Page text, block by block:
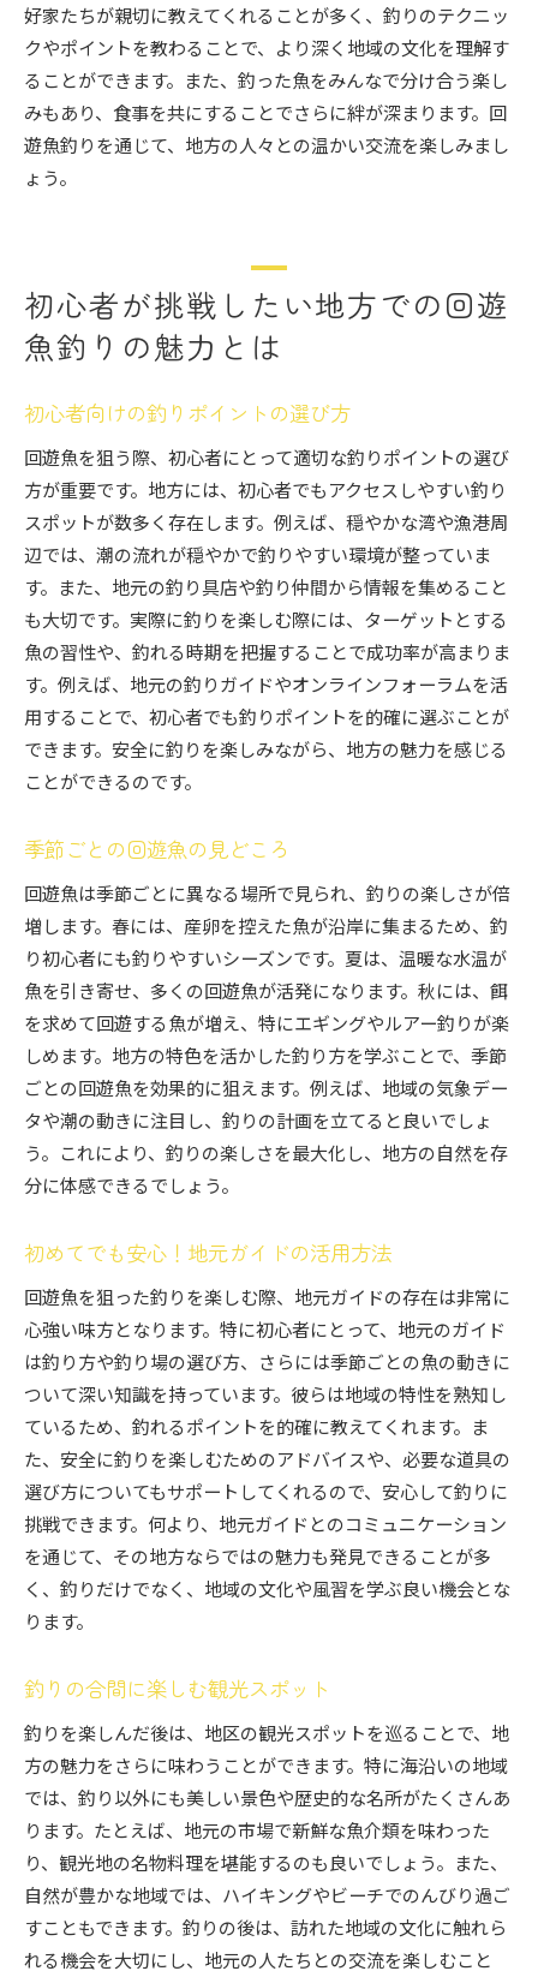
好家たちが親切に教えてくれることが多く、釣りのテクニッ
クやポイントを教わることで、より深く地域の文化を理解す
ることができます。また、釣った魚をみんなで分け合う楽し
みもあり、食事を共にすることでさらに絆が深まります。回
遊魚釣りを通じて、地方の人々との温かい交流を楽しみまし
ょう。
初心者が挑戦したい地方での回遊
魚釣りの魅力とは
初心者向けの釣りポイントの選び方
回遊魚を狙う際、初心者にとって適切な釣りポイントの選び
方が重要です。地方には、初心者でもアクセスしやすい釣り
スポットが数多く存在します。例えば、穏やかな湾や漁港周
辺では、潮の流れが穏やかで釣りやすい環境が整っていま
す。また、地元の釣り具店や釣り仲間から情報を集めること
も大切です。実際に釣りを楽しむ際には、ターゲットとする
魚の習性や、釣れる時期を把握することで成功率が高まりま
す。例えば、地元の釣りガイドやオンラインフォーラムを活
用することで、初心者でも釣りポイントを的確に選ぶことが
できます。安全に釣りを楽しみながら、地方の魅力を感じる
ことができるのです。
季節ごとの回遊魚の見どころ
回遊魚は季節ごとに異なる場所で見られ、釣りの楽しさが倍
増します。春には、産卵を控えた魚が沿岸に集まるため、釣
り初心者にも釣りやすいシーズンです。夏は、温暖な水温が
魚を引き寄せ、多くの回遊魚が活発になります。秋には、餌
を求めて回遊する魚が増え、特にエギングやルアー釣りが楽
しめます。地方の特色を活かした釣り方を学ぶことで、季節
ごとの回遊魚を効果的に狙えます。例えば、地域の気象デー
タや潮の動きに注目し、釣りの計画を立てると良いでしょ
う。これにより、釣りの楽しさを最大化し、地方の自然を存
分に体感できるでしょう。
初めてでも安心！地元ガイドの活用方法
回遊魚を狙った釣りを楽しむ際、地元ガイドの存在は非常に
心強い味方となります。特に初心者にとって、地元のガイド
は釣り方や釣り場の選び方、さらには季節ごとの魚の動きに
ついて深い知識を持っています。彼らは地域の特性を熟知し
ているため、釣れるポイントを的確に教えてくれます。ま
た、安全に釣りを楽しむためのアドバイスや、必要な道具の
選び方についてもサポートしてくれるので、安心して釣りに
挑戦できます。何より、地元ガイドとのコミュニケーション
を通じて、その地方ならではの魅力も発見できることが多
く、釣りだけでなく、地域の文化や風習を学ぶ良い機会とな
ります。
釣りの合間に楽しむ観光スポット
釣りを楽しんだ後は、地区の観光スポットを巡ることで、地
方の魅力をさらに味わうことができます。特に海沿いの地域
では、釣り以外にも美しい景色や歴史的な名所がたくさんあ
ります。たとえば、地元の市場で新鮮な魚介類を味わった
り、観光地の名物料理を堪能するのも良いでしょう。また、
自然が豊かな地域では、ハイキングやビーチでのんびり過ご
すこともできます。釣りの後は、訪れた地域の文化に触れら
れる機会を大切にし、地元の人たちとの交流を楽しむこと